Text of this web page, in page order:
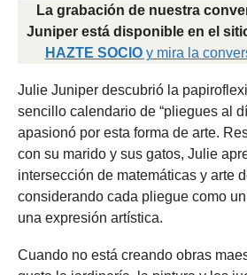
La grabación de nuestra
Juniper está disponible en el
HAZTE SOCIOy mira la
Julie Juniper descubrió la
sencillo calendario de “pliegues al
apasionó por esta forma de arte.
con su marido y sus gatos, Julie
intersección de matemáticas y arte
considerando cada pliegue como
una expresión artística.
Cuando no está creando obras